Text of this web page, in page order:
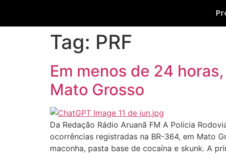
Tag: PRF
Em menos de 24
Mato Grosso
Da Redação Rádio Aruanã FM A Polícia
ocorrências registradas na BR-364, em Mato
maconha, pasta base de cocaína e skunk. A